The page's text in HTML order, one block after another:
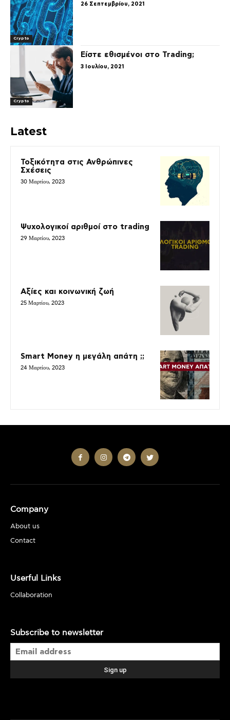
Crypto
26 Σεπτεμβρίου, 2021
Crypto
Είστε εθισμένοι στο Trading;
3 Ιουλίου, 2021
Latest
Τοξικότητα στις Ανθρώπινες
Σχέσεις
30 Μαρτίου, 2023
Ψυχολογικοί αριθμοί στο trading
29 Μαρτίου, 2023
Αξίες και κοινωνική ζωή
25 Μαρτίου, 2023
Smart Money η μεγάλη απάτη ;;
24 Μαρτίου, 2023
Company
About us
Contact
Userful Links
Collaboration
Subscribe to newsletter